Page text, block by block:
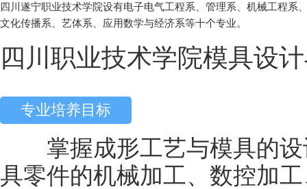
四川遂宁职业技术学院设有电子电气工程系、管理系、机械工程系
文化传播系、艺体系、应用数学与经济系等十个专业。
四川职业技术学院模具设
专业培养目标
掌握成形工艺与模具的设
具零件的机械加工、数控加